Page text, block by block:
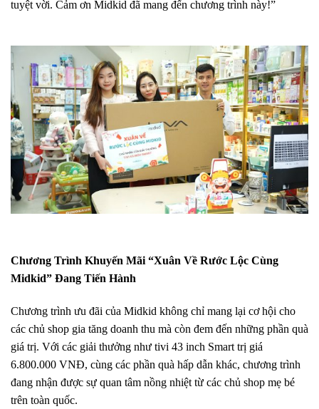
tuyệt vời. Cảm ơn Midkid đã mang đến chương trình này!”
Chương Trình Khuyến Mãi “Xuân Về Rước Lộc Cùng
Midkid” Đang Tiến Hành
Chương trình ưu đãi của Midkid không chỉ mang lại cơ hội cho
các chủ shop gia tăng doanh thu mà còn đem đến những phần quà
giá trị. Với các giải thưởng như tivi 43 inch Smart trị giá
6.800.000 VNĐ, cùng các phần quà hấp dẫn khác, chương trình
đang nhận được sự quan tâm nồng nhiệt từ các chủ shop mẹ bé
trên toàn quốc.